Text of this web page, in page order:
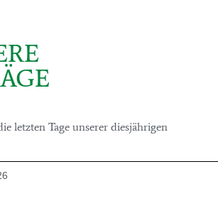
letzten Tage unserer diesjährigen